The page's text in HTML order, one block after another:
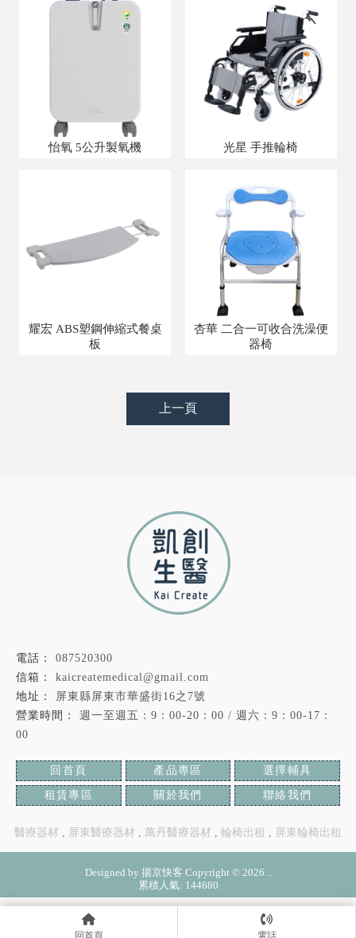
怡氧 5公升製氧機 光星 手推輪椅
耀宏 ABS塑鋼伸縮式餐桌
板
杏華 二合一可收合洗澡便
器椅
上一頁
回首頁 電話
087520300
kaicreatemedical@gmail.com
屏東縣屏東市華盛街16之7號
週一至週五：9：00-20：00 / 週六：9：00-17：
00
回首頁 產品專區 選擇輔具
租賃專區 關於我們 聯絡我們
醫療器材 屏東醫療器材 萬丹醫療器材 輪椅出租 屏東輪椅出租
Designed by 揚京快客 Copyright © 2026 ..
累積人氣: 144680